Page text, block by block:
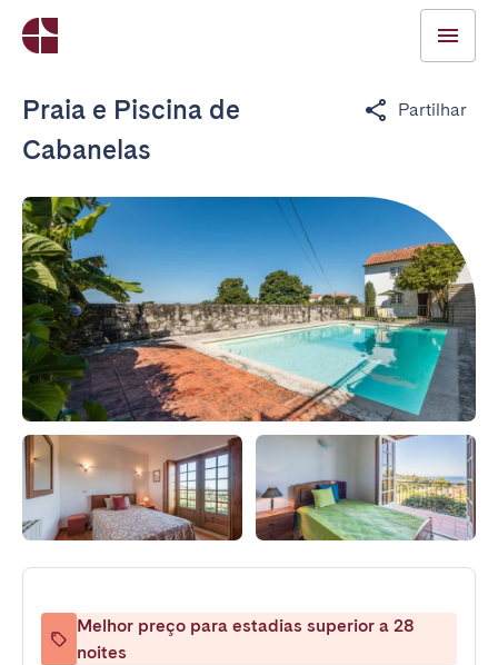
Praia e Piscina de
Cabanelas
Partilhar
Melhor preço para estadias superior a 28
noites